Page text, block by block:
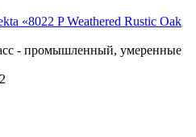
«8022 P Weathered Rustic Oak
- промышленный, умеренные